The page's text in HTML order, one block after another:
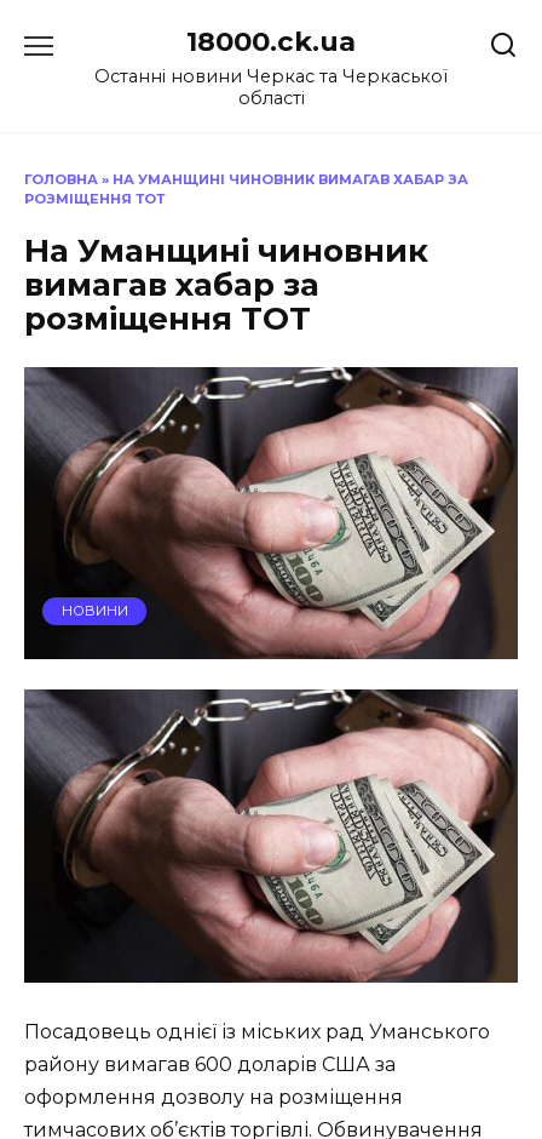
до
18000.ck.ua
Останні новини Черкас та Черкаської
області
ГОЛОВНА » НА УМАНЩИНІ ЧИНОВНИК ВИМАГАВ ХАБАР ЗА
РОЗМІЩЕННЯ ТОТ
На Уманщині чиновник
вимагав хабар за
розміщення ТОТ
НОВИНИ
Посадовець однієї із міських рад Уманського
району вимагав 600 доларів США за
оформлення дозволу на розміщення
тимчасових об’єктів торгівлі. Обвинувачення